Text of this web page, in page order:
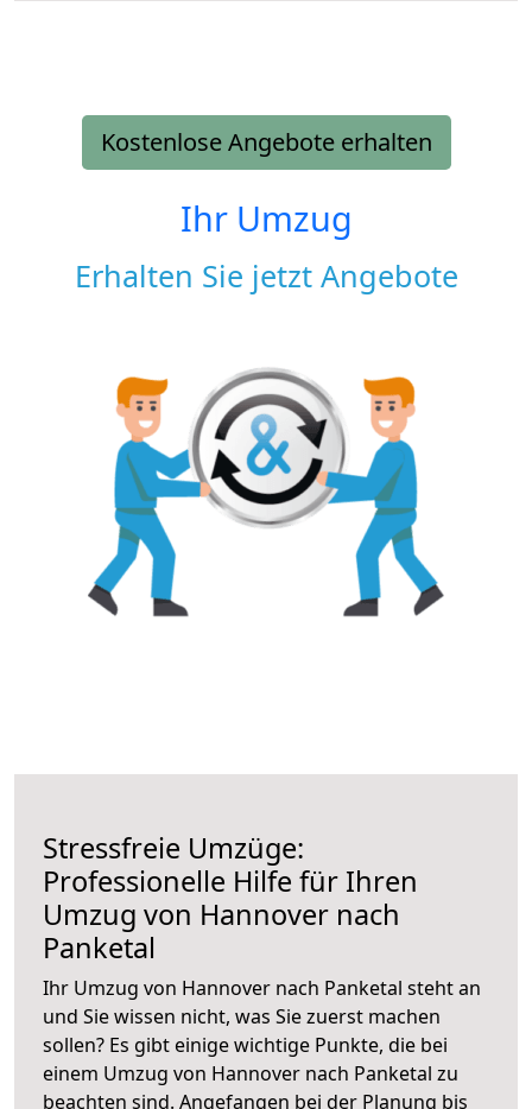
Kostenlose Angebote erhalten
Ihr Umzug
Erhalten Sie jetzt Angebote
Stressfreie Umzüge:
Professionelle Hilfe für Ihren
Umzug von Hannover nach
Panketal
Ihr Umzug von Hannover nach Panketal steht an
und Sie wissen nicht, was Sie zuerst machen
sollen? Es gibt einige wichtige Punkte, die bei
einem Umzug von Hannover nach Panketal zu
beachten sind. Angefangen bei der Planung bis